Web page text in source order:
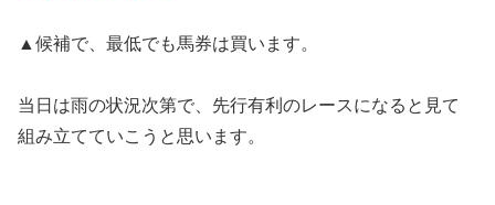
▲候補で、最低でも馬券は買います。
当日は雨の状況次第で、先行有利のレースになると見て
組み立てていこうと思います。